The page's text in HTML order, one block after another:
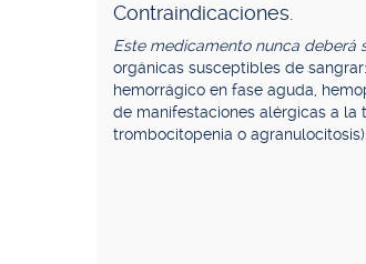
Contraindicaciones.
Este medicamento nunca deberá
orgánicas susceptibles de
hemorrágico en fase aguda,
de manifestaciones alérgicas a la
trombocitopenia o agranulocitosis).